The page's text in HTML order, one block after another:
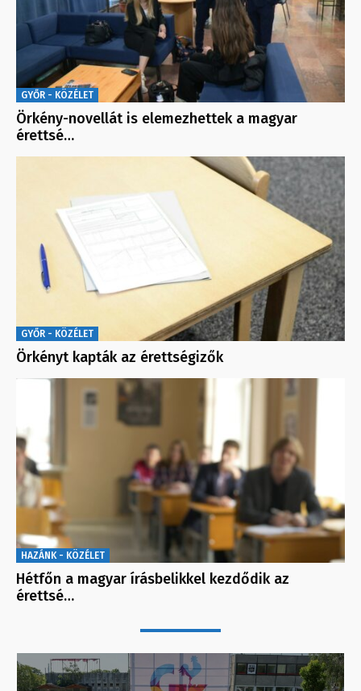
GYŐR - KÖZÉLET
Örkény-novellát is elemezhettek a magyar
érettsé…
GYŐR - KÖZÉLET
Örkényt kapták az érettségizők
HAZÁNK - KÖZÉLET
Hétfőn a magyar írásbelikkel kezdődik az
érettsé…